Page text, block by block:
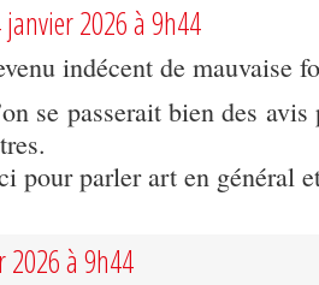
janvier 2026 à 9h44
indécent de mauvaise
se passerait bien des
pour parler art en général
2026 à 9h44